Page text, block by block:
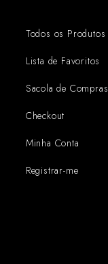
Todos os Produtos
Lista de Favoritos
Sacola de Compras
Checkout
Minha Conta
Registrar-me